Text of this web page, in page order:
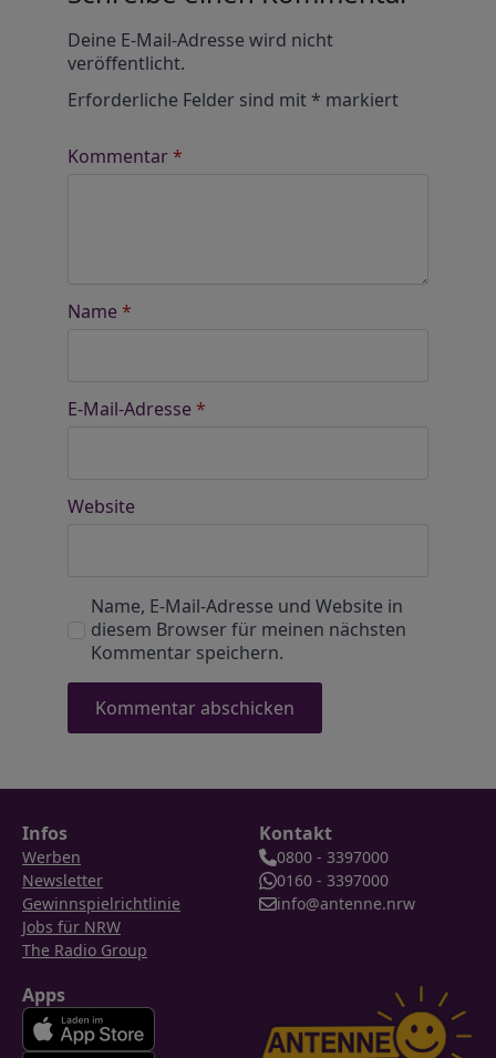
Deine E-Mail-Adresse wird nicht
veröffentlicht.
Erforderliche Felder sind mit* markiert
Kommentar*
Name *
E-Mail-Adresse *
Website
Name, E-Mail-Adresse und Website in
diesem Browser für meinen nächsten
Kommentar speichern.
Infos
Werben
Newsletter
Gewinnspielrichtlinie
Jobs für NRW
The Radio Group
Kontakt
0800 - 3397000
0160 - 3397000
info@antenne.nrw
Apps